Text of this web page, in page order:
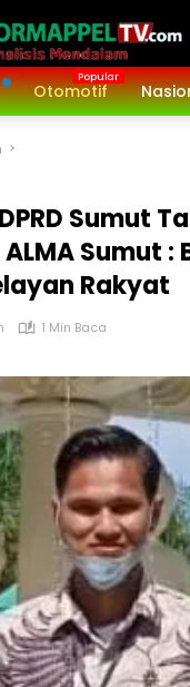
Otomotif
Sumut
Sumut :
Rakyat
1 Min Baca